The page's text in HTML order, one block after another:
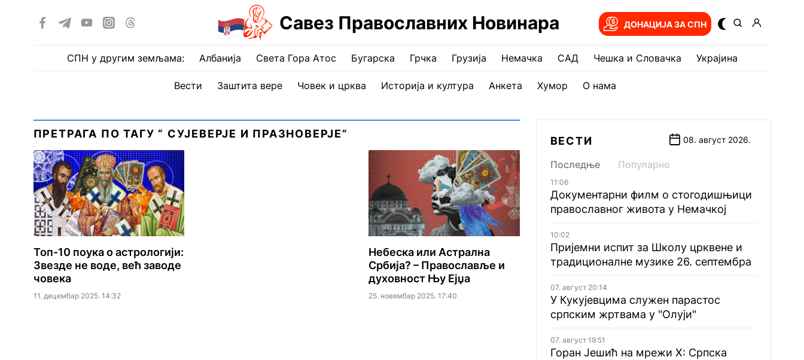
Савез Православних Новинара ДОНАЦИЈА ЗА СПН
СПН у другим земљама: Албанија Света Гора Атос Бугарска Грчка Грузија Немачка САД Чешка и Словачка Украјина
Вести Заштита вере Човек и црква Историја и култура Анкета Хумор О нама
ПРЕТРАГА ПО ТАГУ “ СУЈЕВЕРЈЕ И ПРАЗНОВЕРЈЕ”
Топ-10 поука о астрологији:
Звезде не воде, већ заводе
човека
11. децембар 2025. 14:32
Небеска или Астрална
Србија? – Православље и
духовност Њу Ејџа
25. новембар 2025. 17:40
ВЕСТИ 08. август 2026.
Последње Популарно
11:06
Документарни филм о стогодишњици
православног живота у Немачкој
10:02
Пријемни испит за Школу црквене и
традиционалне музике 26. септембра
07. август 20:14
У Кукујевцима служен парастос
српским жртвама у "Олуји"
07. август 19:51
Горан Јешић на мрежи Х: Српска